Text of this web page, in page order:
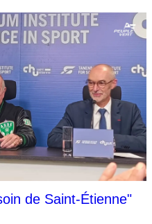
de Saint-Étienne"